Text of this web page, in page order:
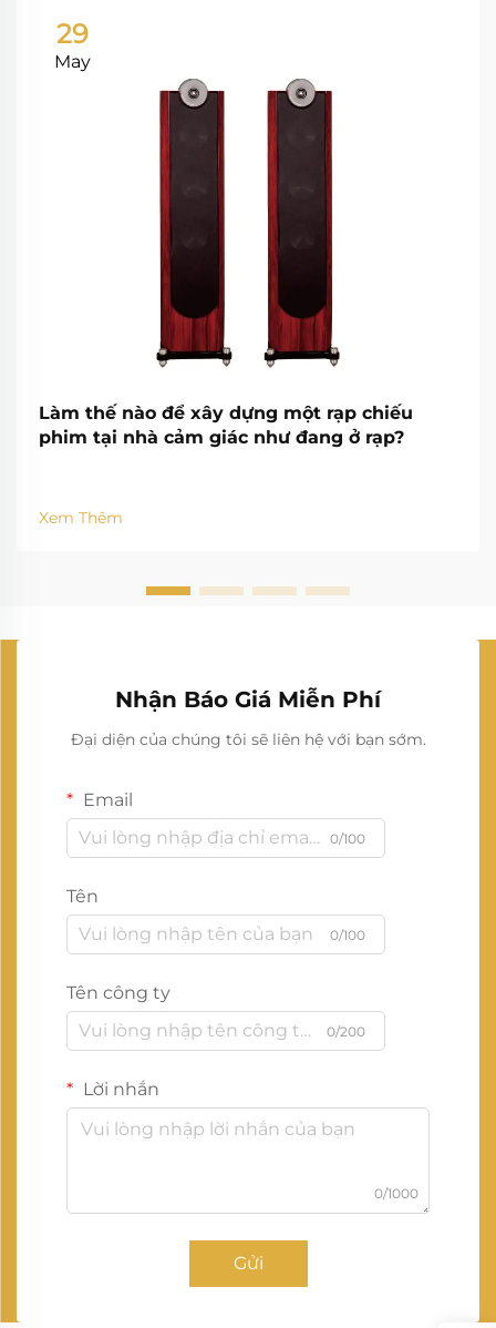
29
May
Làm thế nào để xây dựng một rạp chiếu
phim tại nhà cảm giác như đang ở rạp?
Xem Thêm
Nhận Báo Giá Miễn Phí
Đại diện của chúng tôi sẽ liên hệ với bạn sớm.
Email
0/100
Tên
0/100
Tên công ty
0/200
Lời nhắn
0/1000
Gửi